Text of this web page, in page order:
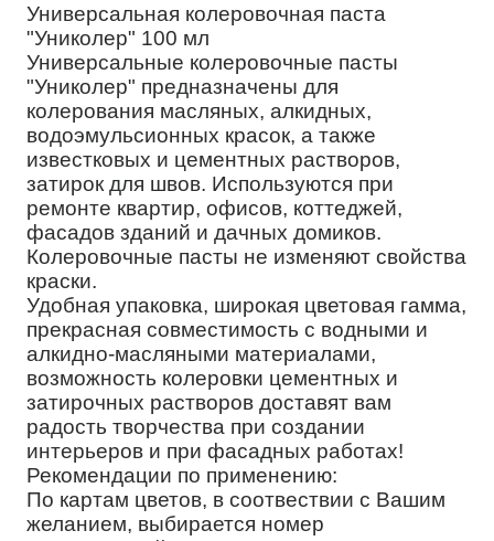
Универсальная колеровочная паста
"Униколер" 100 мл
Универсальные колеровочные пасты
"Униколер" предназначены для
колерования масляных, алкидных,
водоэмульсионных красок, а также
известковых и цементных растворов,
затирок для швов. Используются при
ремонте квартир, офисов, коттеджей,
фасадов зданий и дачных домиков.
Колеровочные пасты не изменяют свойства
краски.
Удобная упаковка, широкая цветовая гамма,
прекрасная совместимость с водными и
алкидно-масляными материалами,
возможность колеровки цементных и
затирочных растворов доставят вам
радость творчества при создании
интерьеров и при фасадных работах!
Рекомендации по применению:
По картам цветов, в соотвествии с Вашим
желанием, выбирается номер